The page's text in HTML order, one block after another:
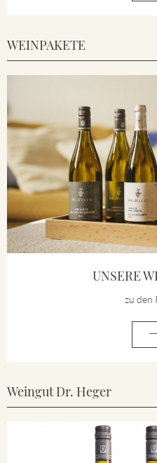
WEINPAKETE
UNSERE
zu den
Weingut Dr. Heger